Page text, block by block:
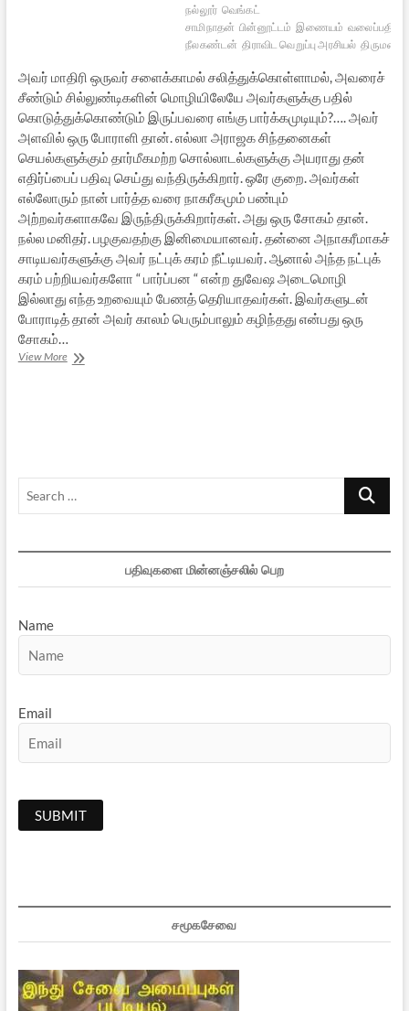
நல்லூர் வெங்கட்
சாமிநாதன் பின்னூட்டம் இணையம் வலைப்பதிவு
நீலகண்டன் திராவிட வெறுப்பு அரசியல் திருமலை
அவர் மாதிரி ஒருவர் சளைக்காமல் சலித்துக்கொள்ளாமல், அவரைச்
சீண்டும் சில்லுண்டிகளின் மொழியிலேயே அவர்களுக்கு பதில்
கொடுத்துக்கொண்டும் இருப்பவரை எங்கு பார்க்கமுடியும்?…. அவர்
அளவில் ஒரு போராளி தான். எல்லா அராஜக சிந்தனைகள்
செயல்களுக்கும் தார்மீகமற்ற சொல்லாடல்களுக்கு அயராது தன்
எதிர்ப்பைப் பதிவு செய்து வந்திருக்கிறார். ஒரே குறை. அவர்கள்
எல்லோரும் நான் பார்த்த வரை நாகரீகமும் பண்பும்
அற்றவர்களாகவே இருந்திருக்கிறார்கள். அது ஒரு சோகம் தான்.
நல்ல மனிதர். பழகுவதற்கு இனிமையானவர். தன்னை அநாகரீமாகச்
சாடியவர்களுக்கு அவர் நட்புக் கரம் நீட்டியவர். ஆனால் அந்த நட்புக்
கரம் பற்றியவர்களோ “ பார்ப்பன “ என்ற துவேஷ அடைமொழி
இல்லாது எந்த உறவையும் பேணத் தெரியாதவர்கள். இவர்களுடன்
போராடித் தான் அவர் காலம் பெரும்பாலும் கழிந்தது என்பது ஒரு
சோகம்…
View Moreஅஞ்சலி
Search
பதிவுகளை மின்னஞ்சலில் பெற
Name
Email
சமூகசேவை